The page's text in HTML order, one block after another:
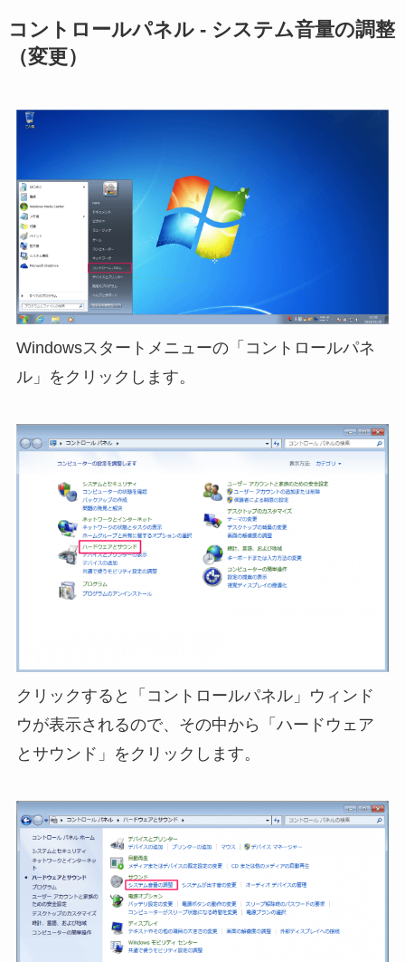
コントロールパネル - システム音量の調整
（変更）
Windowsスタートメニューの「コントロールパネ
ル」をクリックします。
クリックすると「コントロールパネル」ウィンド
ウが表示されるので、その中から「ハードウェア
とサウンド」をクリックします。